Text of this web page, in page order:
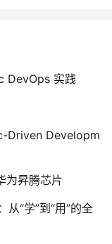
DevOps 实践
Driven Developm
为昇腾芯片
“学”到“用”的全